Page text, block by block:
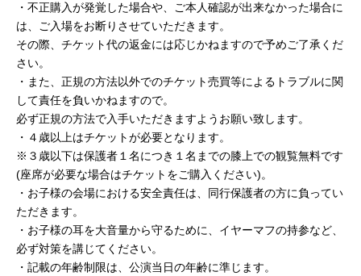
・不正購入が発覚した場合や、ご本人確認が出来なかった場合に
は、ご入場をお断りさせていただきます。
その際、チケット代の返金には応じかねますので予めご了承くだ
さい。
・また、正規の方法以外でのチケット売買等によるトラブルに関
して責任を負いかねますので。
必ず正規の方法で入手いただきますようお願い致します。
・４歳以上はチケットが必要となります。
※３歳以下は保護者１名につき１名までの膝上での観覧無料です
(座席が必要な場合はチケットをご購入ください)。
・お子様の会場における安全責任は、同行保護者の方に負ってい
ただきます。
・お子様の耳を大音量から守るために、イヤーマフの持参など、
必ず対策を講じてください。
・記載の年齢制限は、公演当日の年齢に準じます。